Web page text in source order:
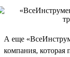
А еще
компания, которая